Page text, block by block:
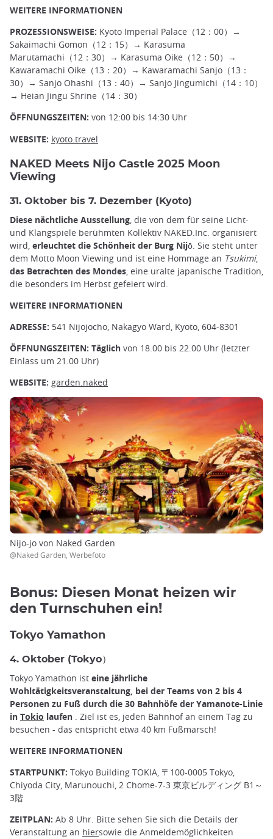
WEITERE INFORMATIONEN
PROZESSIONSWEISE: Kyoto Imperial Palace（12：00）→
Sakaimachi Gomon（12：15）→ Karasuma
Marutamachi（12：30）→ Karasuma Oike（12：50）→
Kawaramachi Oike（13：20）→ Kawaramachi Sanjo（13：
30）→ Sanjo Ohashi（13：40）→ Sanjo Jingumichi（14：10）
→ Heian Jingu Shrine（14：30）
ÖFFNUNGSZEITEN: von 12:00 bis 14:30 Uhr
WEBSITE: kyoto.travel
NAKED Meets Nijo Castle 2025 Moon
Viewing
31. Oktober bis 7. Dezember (Kyoto)
Diese nächtliche Ausstellung , die von dem für seine Licht-
und Klangspiele berühmten Kollektiv NAKED.Inc. organisiert
wird, erleuchtet die Schönheit der Burg Nijō . Sie steht unter
dem Motto Moon Viewing und ist eine Hommage an Tsukimi,
das Betrachten des Mondes , eine uralte japanische Tradition,
die besonders im Herbst gefeiert wird.
WEITERE INFORMATIONEN
ADRESSE: 541 Nijojocho, Nakagyo Ward, Kyoto, 604-8301
ÖFFNUNGSZEITEN: Täglich von 18.00 bis 22.00 Uhr (letzter
Einlass um 21.00 Uhr)
WEBSITE: garden.naked
Nijo-jo von Naked Garden
@Naked Garden, Werbefoto
Bonus: Diesen Monat heizen wir
den Turnschuhen ein!
Tokyo Yamathon
4. Oktober (Tokyo）
Tokyo Yamathon ist eine jährliche
Wohltätigkeitsveranstaltung, bei der Teams von 2 bis 4
Personen zu Fuß durch die 30 Bahnhöfe der Yamanote-Linie
in Tokio laufen
. Ziel ist es, jeden Bahnhof an einem Tag zu
besuchen - das entspricht etwa 40 km Fußmarsch!
WEITERE INFORMATIONEN
STARTPUNKT: Tokyo Building TOKIA, 〒100-0005 Tokyo,
Chiyoda City, Marunouchi, 2 Chome-7-3 東京ビルディング B1～
3階
ZEITPLAN: Ab 8 Uhr. Bitte sehen Sie sich die Details der
Veranstaltung an hiersowie die Anmeldemöglichkeiten